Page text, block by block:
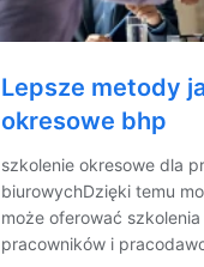
Lepsze metody
okresowe bhp
szkolenie okresowe dla
biurowychDzięki temu
może oferować
pracowników i